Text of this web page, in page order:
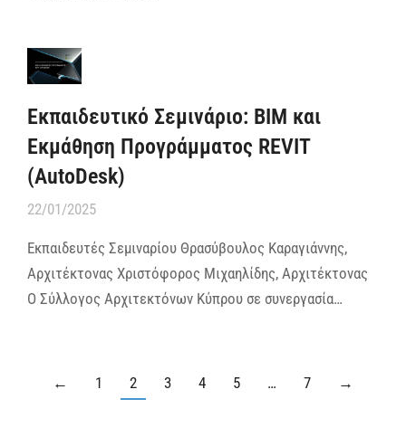
Εκπαιδευτικό Σεμινάριο: BIM και
Εκμάθηση Προγράμματος REVIT
(AutoDesk)
22/01/2025
Εκπαιδευτές Σεμιναρίου Θρασύβουλος Καραγιάννης,
Αρχιτέκτονας Χριστόφορος Μιχαηλίδης, Αρχιτέκτονας
Ο Σύλλογος Αρχιτεκτόνων Κύπρου σε συνεργασία…
← 1 2 3 4 5 … 7 →